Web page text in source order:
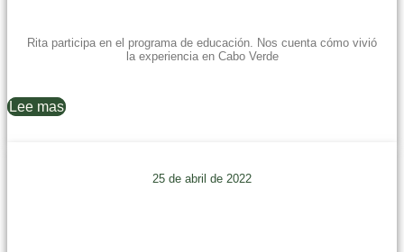
Rita participa en el programa de educación. Nos cuenta cómo vivió
la experiencia en Cabo Verde
Lee mas
25 de abril de 2022